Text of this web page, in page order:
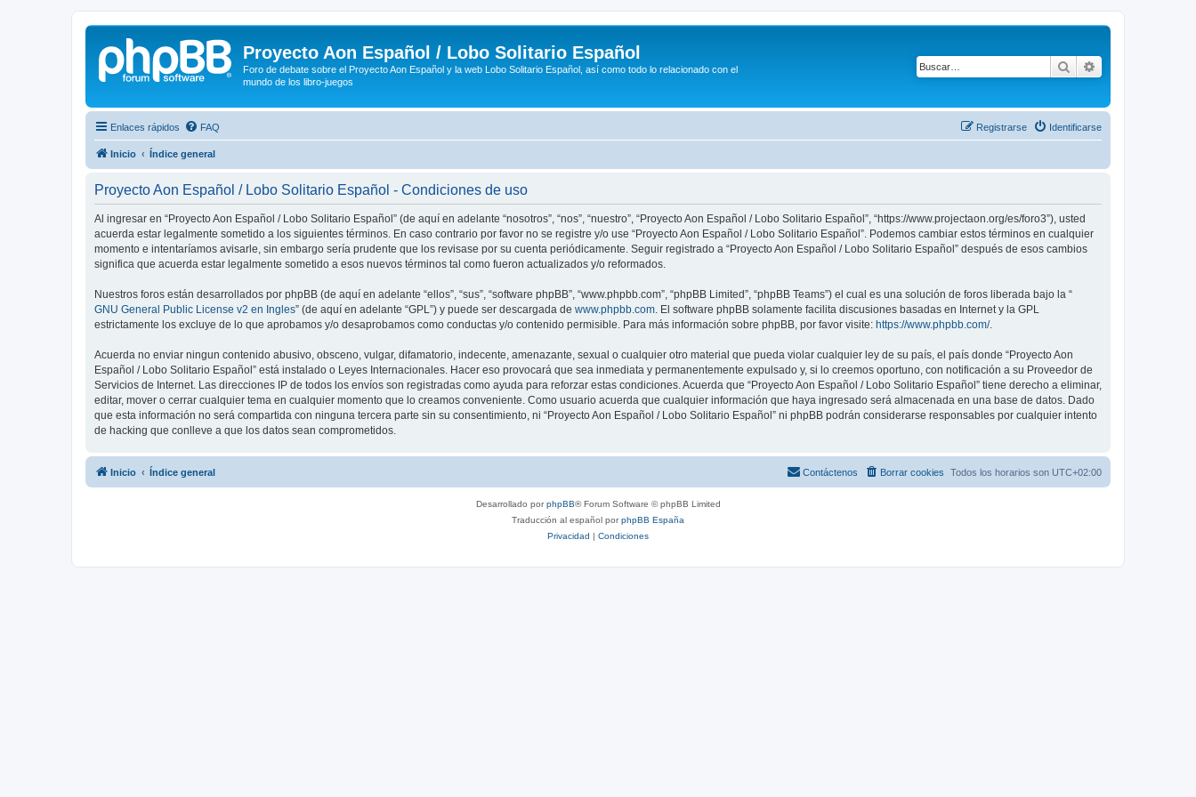
Proyecto Aon Español / Lobo Solitario Español
Foro de debate sobre el Proyecto Aon Español y la web Lobo Solitario Español, así como todo lo relacionado con el
mundo de los libro-juegos
Buscar
Enlaces rápidos FAQ Identificarse
Registrarse
Inicio Índice general
Proyecto Aon Español / Lobo Solitario Español - Condiciones de uso
Al ingresar en “Proyecto Aon Español / Lobo Solitario Español” (de aquí en adelante “nosotros”, “nos”, “nuestro”, “Proyecto Aon Español / Lobo Solitario Español”, “https://www.projectaon.org/es/foro3”), usted
acuerda estar legalmente sometido a los siguientes términos. En caso contrario por favor no se registre y/o use “Proyecto Aon Español / Lobo Solitario Español”. Podemos cambiar estos términos en cualquier
momento e intentaríamos avisarle, sin embargo sería prudente que los revisase por su cuenta periódicamente. Seguir registrado a “Proyecto Aon Español / Lobo Solitario Español” después de esos cambios
significa que acuerda estar legalmente sometido a esos nuevos términos tal como fueron actualizados y/o reformados.
Nuestros foros están desarrollados por phpBB (de aquí en adelante “ellos”, “sus”, “software phpBB”, “www.phpbb.com”, “phpBB Limited”, “phpBB Teams”) el cual es una solución de foros liberada bajo la “
GNU General Public License v2 en Ingles” (de aquí en adelante “GPL”) y puede ser descargada de www.phpbb.com . El software phpBB solamente facilita discusiones basadas en Internet y la GPL
estrictamente los excluye de lo que aprobamos y/o desaprobamos como conductas y/o contenido permisible. Para más información sobre phpBB, por favor visite: https://www.phpbb.com/.
Acuerda no enviar ningun contenido abusivo, obsceno, vulgar, difamatorio, indecente, amenazante, sexual o cualquier otro material que pueda violar cualquier ley de su país, el país donde “Proyecto Aon
Español / Lobo Solitario Español” está instalado o Leyes Internacionales. Hacer eso provocará que sea inmediata y permanentemente expulsado y, si lo creemos oportuno, con notificación a su Proveedor de
Servicios de Internet. Las direcciones IP de todos los envíos son registradas como ayuda para reforzar estas condiciones. Acuerda que “Proyecto Aon Español / Lobo Solitario Español” tiene derecho a eliminar,
editar, mover o cerrar cualquier tema en cualquier momento que lo creamos conveniente. Como usuario acuerda que cualquier información que haya ingresado será almacenada en una base de datos. Dado
que esta información no será compartida con ninguna tercera parte sin su consentimiento, ni “Proyecto Aon Español / Lobo Solitario Español” ni phpBB podrán considerarse responsables por cualquier intento
de hacking que conlleve a que los datos sean comprometidos.
Inicio Índice general Todos los horarios son UTC+02:00
Borrar cookies
Contáctenos
Desarrollado porphpBB® Forum Software © phpBB Limited
Traducción al español porphpBB España
Privacidad | Condiciones